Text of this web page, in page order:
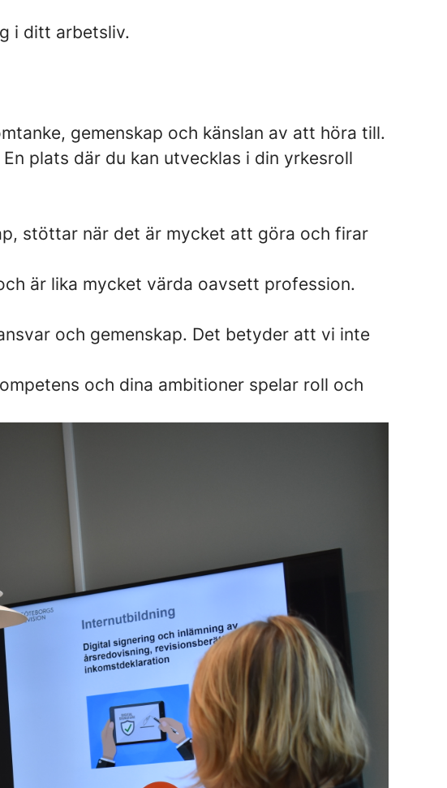
i ditt arbetsliv.
gemenskap och känslan av att höra till.
plats där du kan utvecklas i din yrkesroll
stöttar när det är mycket att göra och firar
är lika mycket värda oavsett profession.
och gemenskap. Det betyder att vi inte
och dina ambitioner spelar roll och